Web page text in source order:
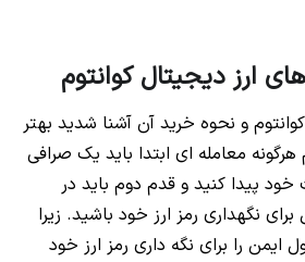
ارز دیجیتال کوانتوم
و نحوه خرید آن آشنا شدید بهتر
معامله ای ابتدا باید یک صرافی
خود پیدا کنید و قدم دوم باید در
نگهداری رمز ارز خود باشید. زیرا
را برای نگه داری رمز ارز خود